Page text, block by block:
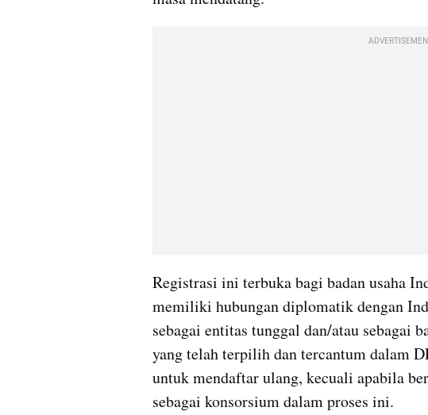
Registrasi ini terbuka bagi badan usaha
memiliki hubungan diplomatik dengan
sebagai entitas tunggal dan/atau sebagai
yang telah terpilih dan tercantum dalam
untuk mendaftar ulang, kecuali apabila
sebagai konsorsium dalam proses ini.